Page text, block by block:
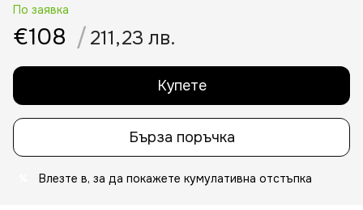
По заявка
€108 / 211,23 лв.
Купете
Бърза поръчка
Влезте в, за да покажете кумулативна отстъпка